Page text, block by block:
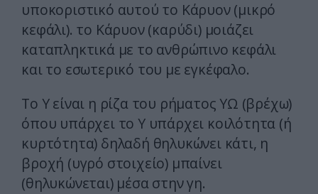
υποκοριστικό αυτού το Κάρυον (μικρό
κεφάλι). το Κάρυον (καρύδι) μοιάζει
καταπληκτικά με το ανθρώπινο κεφάλι
και το εσωτερικό του με εγκέφαλο.
Το Υ είναι η ρίζα του ρήματος ΥΩ (βρέχω)
όπου υπάρχει το Υ υπάρχει κοιλότητα (ή
κυρτότητα) δηλαδή θηλυκώνει κάτι, η
βροχή (υγρό στοιχείο) μπαίνει
(θηλυκώνεται) μέσα στην γη.